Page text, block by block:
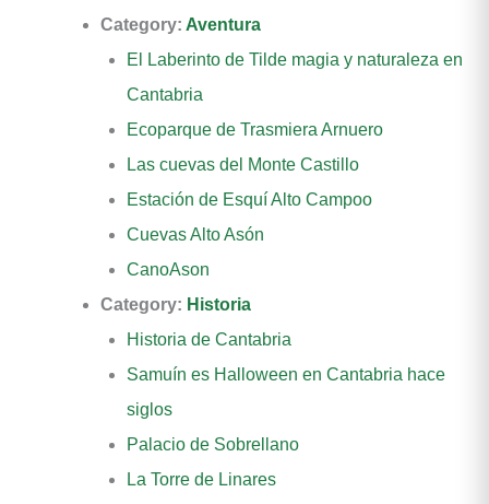
Category: Aventura
El Laberinto de Tilde magia y naturaleza en
Cantabria
Ecoparque de Trasmiera Arnuero
Las cuevas del Monte Castillo
Estación de Esquí Alto Campoo
Cuevas Alto Asón
CanoAson
Category: Historia
Historia de Cantabria
Samuín es Halloween en Cantabria hace
siglos
Palacio de Sobrellano
La Torre de Linares